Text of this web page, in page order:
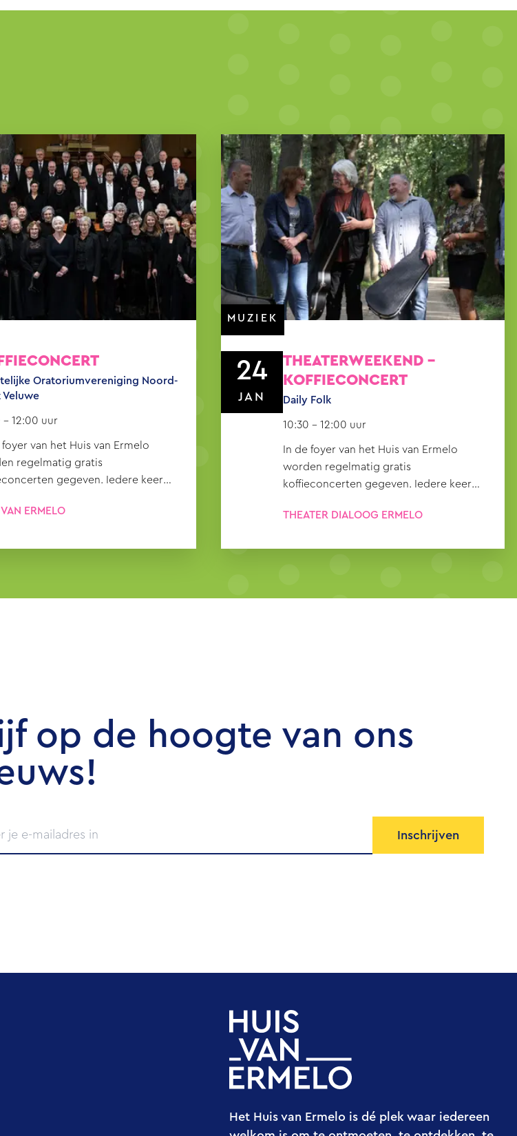
Oratoriumvereniging Noord-
Veluwe
– 12:00 uur
foyer van het Huis van Ermelo
regelmatig gratis
gegeven. Iedere keer
een muzikale reis. Laat je
VAN ERMELO
MUZIEK
24
JAN
THEATERWEEKEND -
KOFFIECONCERT
Daily Folk
10:30 – 12:00 uur
In de foyer van het Huis van Ermelo
worden regelmatig gratis
koffieconcerten gegeven. Iedere keer
mee op een muzikale reis.
THEATER DIALOOG ERMELO
op de hoogte van ons
Inschrijven
Het Huis van Ermelo is dé plek waar iedereen